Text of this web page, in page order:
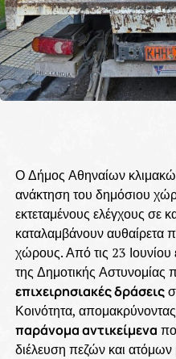
Ο Δήμος Αθηναίων
ανάκτηση του δημόσιου
εκτεταμένους ελέγχους σε
καταλαμβάνουν αυθαίρετα
χώρους. Από τις 23 Ιουνίου
της Δημοτικής Αστυνομίας
επιχειρησιακές δράσεις
Κοινότητα,
παράνομα αντικείμενα
διέλευση πεζών και